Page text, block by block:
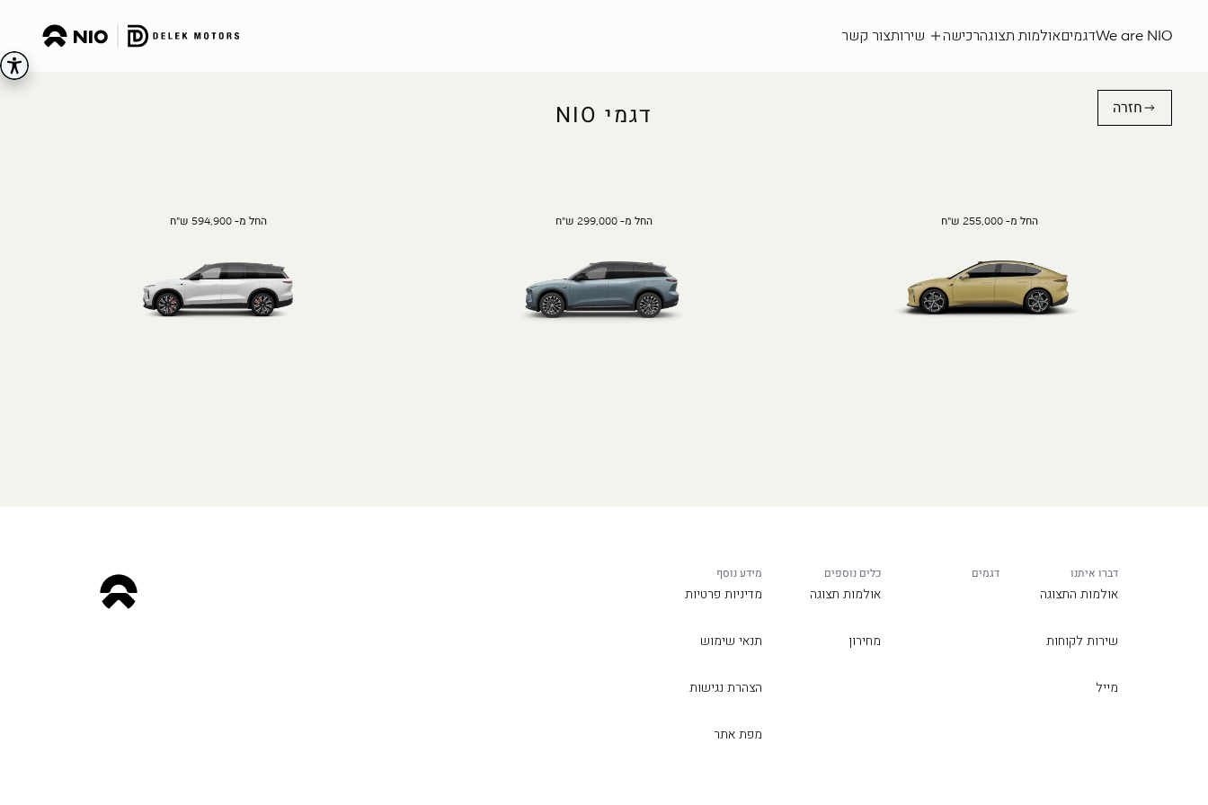
We are NIOדגמיםאולמות תצוגהרכישה שירותצור קשר
חזרה דגמי NIO
החל מ- 255,000 ש"ח החל מ- 299,000 ש"ח החל מ- 594,900 ש"ח
דברו איתנו
אולמות התצוגה
שירות לקוחות
מייל
דגמים כלים נוספים
אולמות תצוגה
מחירון
מידע נוסף
מדיניות פרטיות
תנאי שימוש
הצהרת נגישות
מפת אתר